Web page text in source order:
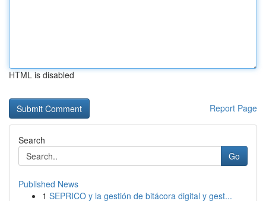
HTML is disabled
Report Page
Search
Go
Published News
1 SEPRICO y la gestión de bitácora digital y gest...